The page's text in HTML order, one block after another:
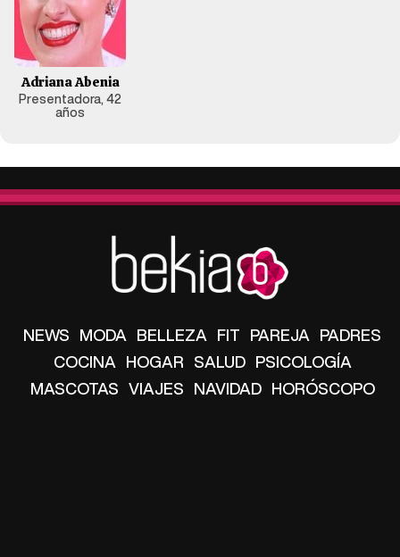
Adriana Abenia
Presentadora, 42
años
NEWS MODA BELLEZA FIT PAREJA PADRES
COCINA HOGAR SALUD PSICOLOGÍA
MASCOTAS VIAJES NAVIDAD HORÓSCOPO